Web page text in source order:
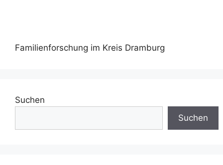
Familienforschung im Kreis Dramburg
Suchen
Suchen